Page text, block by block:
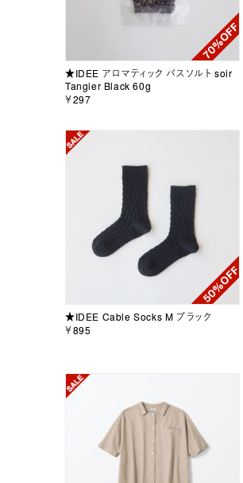
★IDEE アロマティック バスソルト soir
Tangier Black 60g
￥297
★IDEE Cable Socks M ブラック
￥895